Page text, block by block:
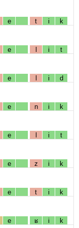
e t i k
e l i t
e l i d
e n i k
e l i t
e z i k
e t i k
e ʁ i k